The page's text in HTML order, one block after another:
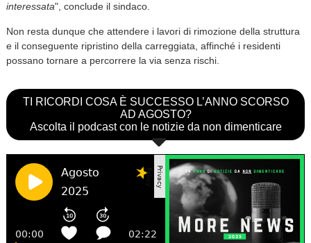
interessata", conclude il sindaco.
Non resta dunque che attendere i lavori di rimozione della struttura
e il conseguente ripristino della carreggiata, affinché i residenti
possano tornare a percorrere la via senza rischi.
TI RICORDI COSA È SUCCESSO L’ANNO SCORSO
AD AGOSTO?
Ascolta il podcast con le notizie da non dimenticare